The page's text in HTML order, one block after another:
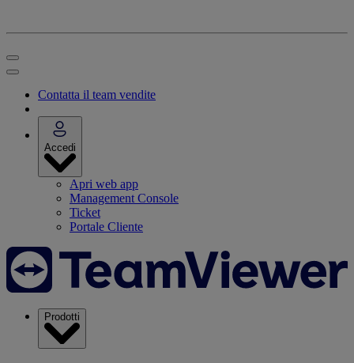
Contatta il team vendite
Accedi
Apri web app
Management Console
Ticket
Portale Cliente
Prodotti